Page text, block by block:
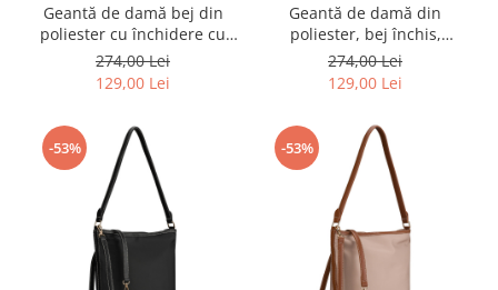
Geantă de damă bej din
poliester cu închidere cu
fermoar - Peterson PTR-PTN
JK6-05-6611
274,00 Lei
129,00 Lei
Geantă de damă din
poliester, bej închis,
suspendată cu două curele
- Peterson PTR-PTN JK6-03-
6574
274,00 Lei
129,00 Lei
-53% -53%